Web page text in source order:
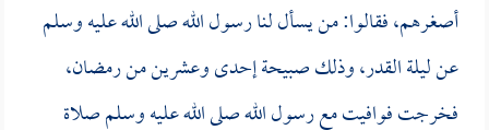
أصغرهم، فقالوا: من يسأل لنا رسول الله صلى الله عليه وسلم
عن ليلة القدر، وذلك صبيحة إحدى وعشرين من رمضان،
فخرجت فوافيت مع رسول الله صلى الله عليه وسلم صلاة